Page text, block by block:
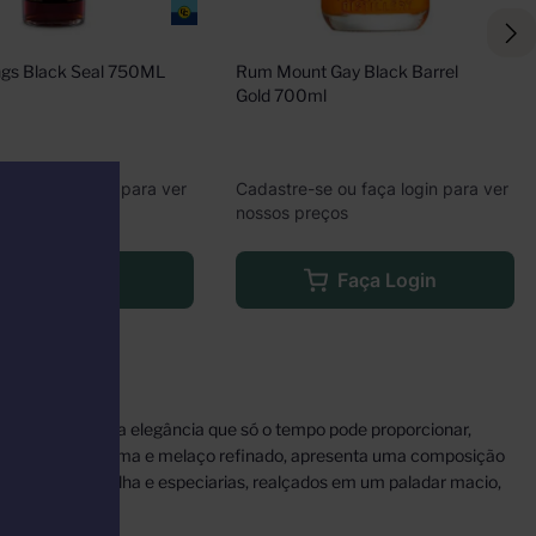
Black Seal 750ML
ou faça login para ver
Rum Mount Gay Black Barrel
Gold 700ml
Cadastre-se ou faça login para ver
nossos preços
Faça Login
exalando a elegância que só o tempo pode proporcionar,
água puríssima e melaço refinado, apresenta uma composição
baunilha e especiarias, realçados em um paladar macio,